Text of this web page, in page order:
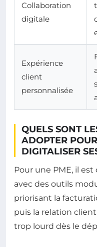
Collaboration
digitale
Expérience
client
personnalisée
QUELS SONT
ADOPTER
DIGITALISER
Pour une PME, il
avec des outils
priorisant la
puis la relation
trop lourd dès le